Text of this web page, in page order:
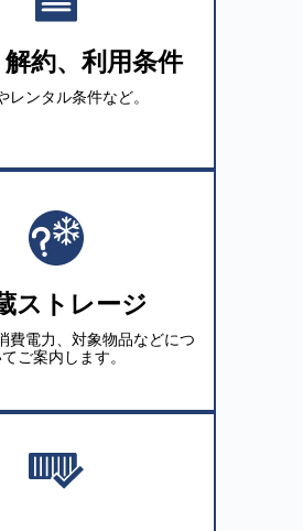
約、利用条件
レンタル条件など。
ストレージ
費電力、対象物品などにつ
ご案内します。